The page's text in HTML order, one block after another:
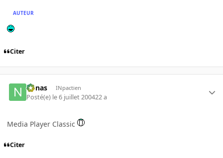
AUTEUR
Citer
nonas INpactien
Posté(e) le 6 juillet 200422 a
Media Player Classic
Citer